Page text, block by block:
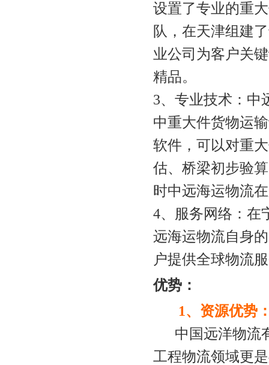
设置了专业的重
队，在天津组建
业公司为客户关
精品。
3、专业技术：中
中重大件货物运
软件，可以对重
估、桥梁初步验
时中远海运物流
4、服务网络：在
远海运物流自身
户提供全球物流
优势：
1、资源优势
中国远洋物流
工程物流领域更